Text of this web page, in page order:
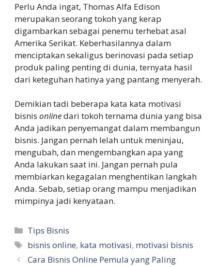
Perlu Anda ingat, Thomas Alfa Edison
merupakan seorang tokoh yang kerap
digambarkan sebagai penemu terhebat asal
Amerika Serikat. Keberhasilannya dalam
menciptakan sekaligus berinovasi pada setiap
produk paling penting di dunia, ternyata hasil
dari keteguhan hatinya yang pantang menyerah.
Demikian tadi beberapa kata kata motivasi
bisnis onlinedari tokoh ternama dunia yang bisa
Anda jadikan penyemangat dalam membangun
bisnis. Jangan pernah lelah untuk meninjau,
mengubah, dan mengembangkan apa yang
Anda lakukan saat ini. Jangan pernah pula
membiarkan kegagalan menghentikan langkah
Anda. Sebab, setiap orang mampu menjadikan
mimpinya jadi kenyataan.
Categories
Tips Bisnis
Tags
bisnis online, kata motivasi, motivasi bisnis
Cara Bisnis Online Pemula yang Paling